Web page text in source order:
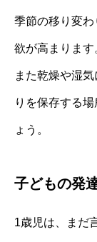
季節の移り変
欲が高まります
また乾燥や湿
りを保存する
ょう。
子どもの発
1歳児は、まだ